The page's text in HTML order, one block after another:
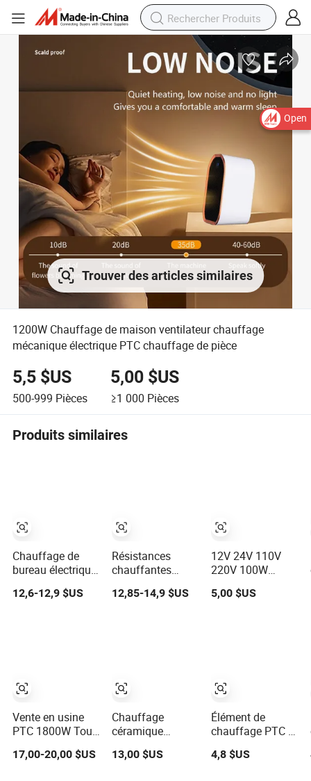
Open
Trouver des articles similaires
1200W Chauffage de maison ventilateur chauffage
mécanique électrique PTC chauffage de pièce
5,5 $US
500-999 Pièces
5,00 $US
≥1 000 Pièces
Produits similaires
Chauffage de
bureau électrique
portable USB
rechargeable
12,6-12,9 $US
Vente en usine
PTC 1800W Tour
Électrique Rapide
17,00-20,00 $US
Résistances
chauffantes
portables
12,85-14,9 $US
Chauffage
céramique
pour maison
13,00 $US
12V 24V 110V
220V 100W
200W 300W
Chauffage
5,00 $US
Élément de
chauffage PTC à
Chauffage
4,8 $US